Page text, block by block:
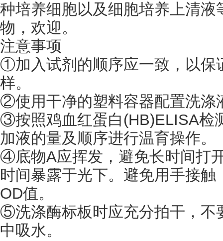
种培养细胞以及细胞培养上清
物，欢迎。
注意事项
①加入试剂的顺序应一致，以保
样。
②使用干净的塑料容器配置洗涤
③按照鸡血红蛋白(HB)ELISA检
加液的量及顺序进行温育操作。
④底物A应挥发，避免长时间打
时间暴露于光下。避免用手接
OD值。
⑤洗涤酶标板时应充分拍干，不
中吸水。